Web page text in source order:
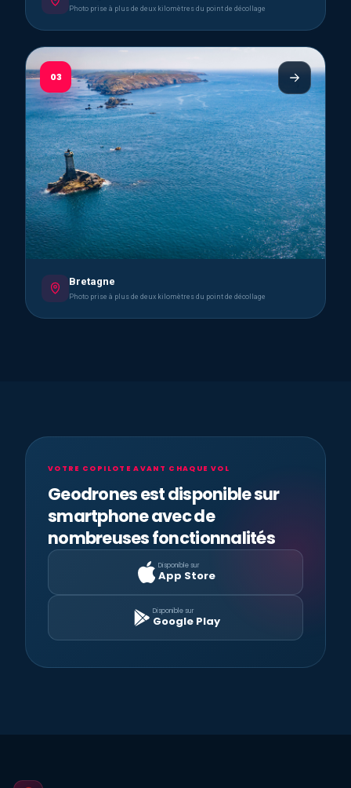
Photo prise à plus de deux kilomètres du point de décollage
03
Bretagne
Photo prise à plus de deux kilomètres du point de décollage
VOTRE COPILOTE AVANT CHAQUE VOL
Geodrones est disponible sur
smartphone avec de
nombreuses fonctionnalités
Disponible sur
App Store
Disponible sur
Google Play